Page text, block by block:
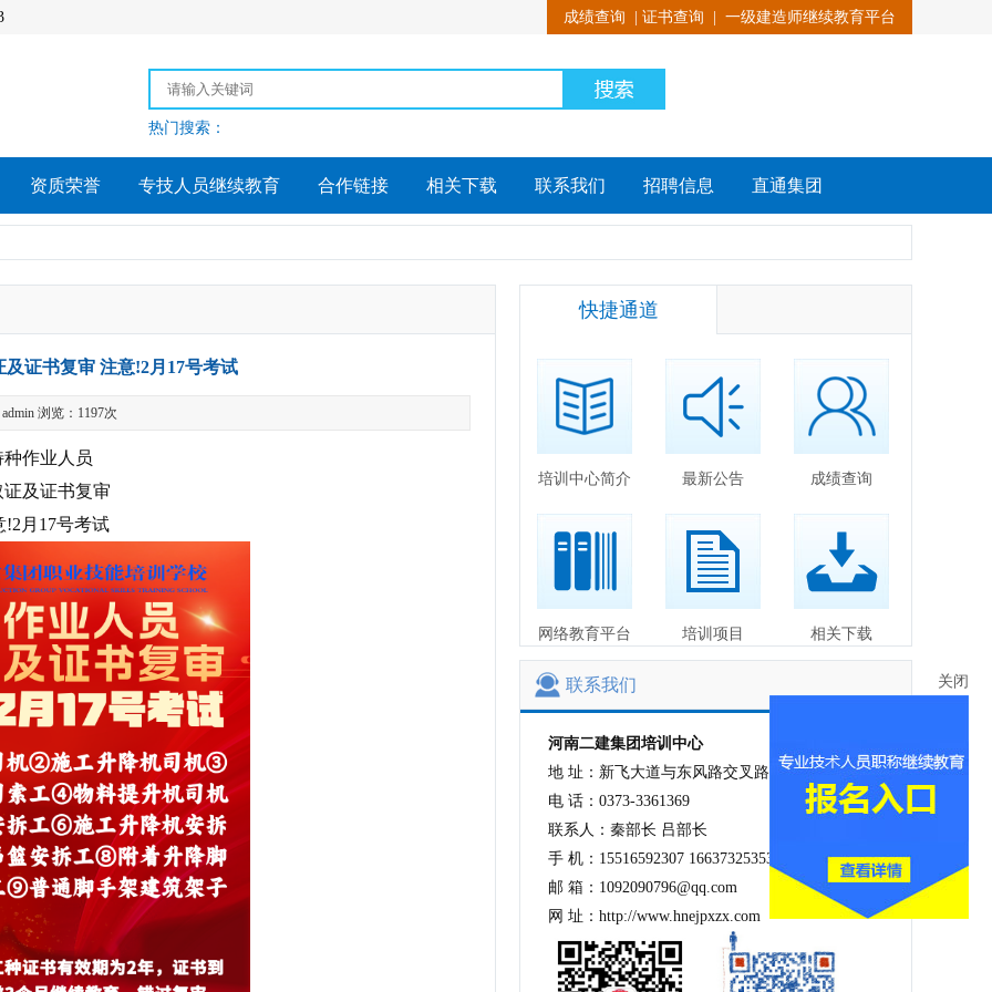
成绩查询 证书查询 一级建造师继续教育平台
热门搜索：
资质荣誉 专技人员继续教育 合作链接 相关下载 联系我们 招聘信息 直通集团
快捷通道
培训中心简介 最新公告 成绩查询
网络教育平台 培训项目 相关下载
联系我们
河南二建集团培训中心
地 址：新飞大道与东风路交叉路口向东20米路南
电 话：0373-3361369
联系人：秦部长 吕部长
手 机：15516592307 16637325353
邮 箱：1092090796@qq.com
网 址：http://www.hnejpxzx.com
证书复审 注意!2月17号考试
浏览：1197次
种作业人员
证及证书复审
!2月17号考试